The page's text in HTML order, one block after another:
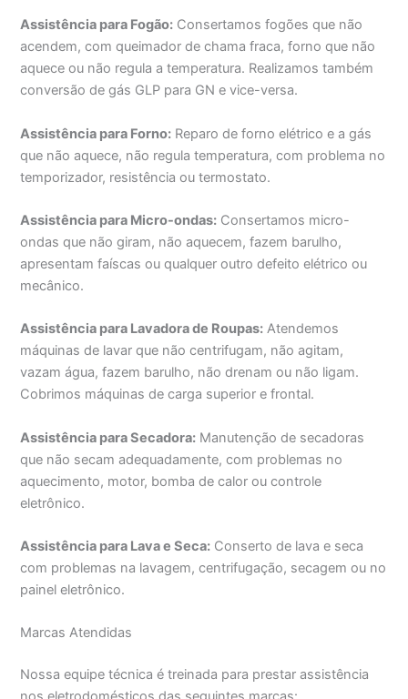
Assistência para Fogão: Consertamos fogões que não
acendem, com queimador de chama fraca, forno que não
aquece ou não regula a temperatura. Realizamos também
conversão de gás GLP para GN e vice-versa.
Assistência para Forno: Reparo de forno elétrico e a gás
que não aquece, não regula temperatura, com problema no
temporizador, resistência ou termostato.
Assistência para Micro-ondas: Consertamos micro-
ondas que não giram, não aquecem, fazem barulho,
apresentam faíscas ou qualquer outro defeito elétrico ou
mecânico.
Assistência para Lavadora de Roupas: Atendemos
máquinas de lavar que não centrifugam, não agitam,
vazam água, fazem barulho, não drenam ou não ligam.
Cobrimos máquinas de carga superior e frontal.
Assistência para Secadora: Manutenção de secadoras
que não secam adequadamente, com problemas no
aquecimento, motor, bomba de calor ou controle
eletrônico.
Assistência para Lava e Seca: Conserto de lava e seca
com problemas na lavagem, centrifugação, secagem ou no
painel eletrônico.
Marcas Atendidas
Nossa equipe técnica é treinada para prestar assistência